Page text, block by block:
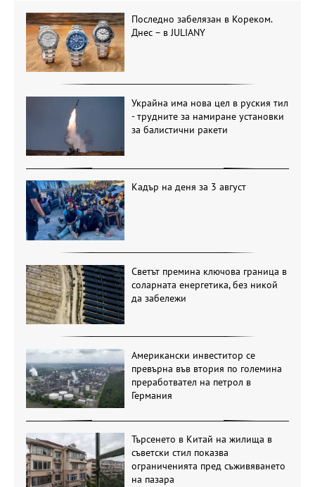
Последно забелязан в Кореком.
Днес – в JULIANY
Украйна има нова цел в руския тил
- трудните за намиране установки
за балистични ракети
Кадър на деня за 3 август
Светът премина ключова граница в
соларната енергетика, без никой
да забележи
Американски инвеститор се
превърна във втория по големина
преработвател на петрол в
Германия
Търсенето в Китай на жилища в
съветски стил показва
ограниченията пред съживяването
на пазара